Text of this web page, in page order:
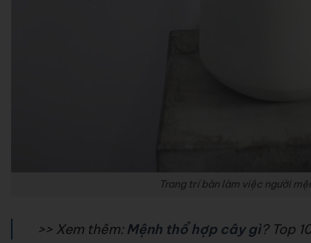
Trang trí bàn làm việc người
>> Xem thêm: Mệnh thổ hợp cây gì? Top